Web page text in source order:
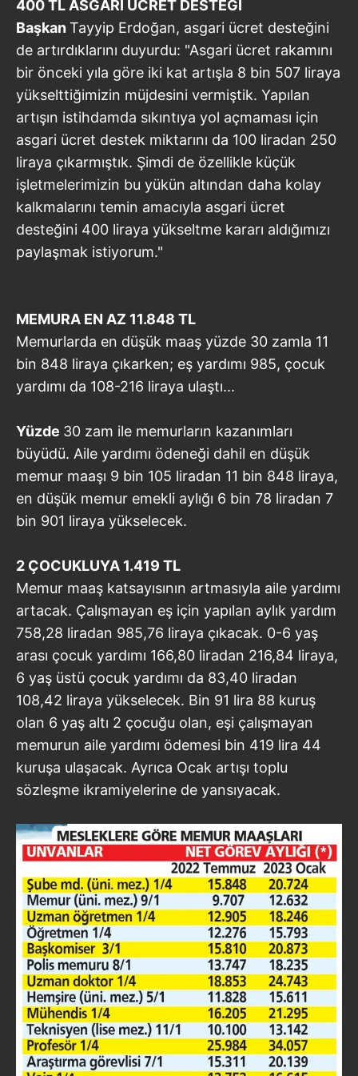
400 TL ASGARİ ÜCRET DESTEĞİ
BaşkanTayyip Erdoğan, asgari ücret desteğini
de artırdıklarını duyurdu: "Asgari ücret rakamını
bir önceki yıla göre iki kat artışla 8 bin 507 liraya
yükselttiğimizin müjdesini vermiştik. Yapılan
artışın istihdamda sıkıntıya yol açmaması için
asgari ücret destek miktarını da 100 liradan 250
liraya çıkarmıştık. Şimdi de özellikle küçük
işletmelerimizin bu yükün altından daha kolay
kalkmalarını temin amacıyla asgari ücret
desteğini 400 liraya yükseltme kararı aldığımızı
paylaşmak istiyorum."
MEMURA EN AZ 11.848 TL
Memurlarda en düşük maaş yüzde 30 zamla 11
bin 848 liraya çıkarken; eş yardımı 985, çocuk
yardımı da 108-216 liraya ulaştı...
Yüzde 30 zam ile memurların kazanımları
büyüdü. Aile yardımı ödeneği dahil en düşük
memur maaşı 9 bin 105 liradan 11 bin 848 liraya,
en düşük memur emekli aylığı 6 bin 78 liradan 7
bin 901 liraya yükselecek.
2 ÇOCUKLUYA 1.419 TL
Memur maaş katsayısının artmasıyla aile yardımı
artacak. Çalışmayan eş için yapılan aylık yardım
758,28 liradan 985,76 liraya çıkacak. 0-6 yaş
arası çocuk yardımı 166,80 liradan 216,84 liraya,
6 yaş üstü çocuk yardımı da 83,40 liradan
108,42 liraya yükselecek. Bin 91 lira 88 kuruş
olan 6 yaş altı 2 çocuğu olan, eşi çalışmayan
memurun aile yardımı ödemesi bin 419 lira 44
kuruşa ulaşacak. Ayrıca Ocak artışı toplu
sözleşme ikramiyelerine de yansıyacak.